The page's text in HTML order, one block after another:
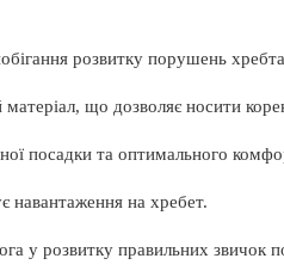
розвитку порушень
що дозволяє носити
посадки та оптимального
навантаження на хребет.
у розвитку правильних звичок